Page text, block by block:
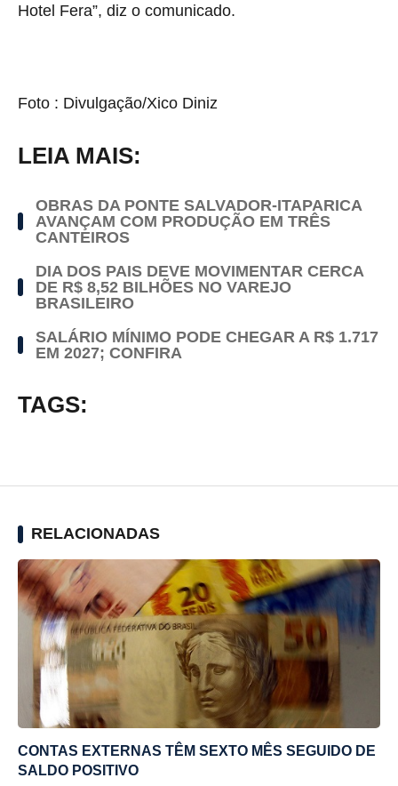
Hotel Fera”, diz o comunicado.
Foto : Divulgação/Xico Diniz
LEIA MAIS:
OBRAS DA PONTE SALVADOR-ITAPARICA
AVANÇAM COM PRODUÇÃO EM TRÊS
CANTEIROS
DIA DOS PAIS DEVE MOVIMENTAR CERCA
DE R$ 8,52 BILHÕES NO VAREJO
BRASILEIRO
SALÁRIO MÍNIMO PODE CHEGAR A R$ 1.717
EM 2027; CONFIRA
TAGS:
RELACIONADAS
CONTAS EXTERNAS TÊM SEXTO MÊS SEGUIDO DE
SALDO POSITIVO